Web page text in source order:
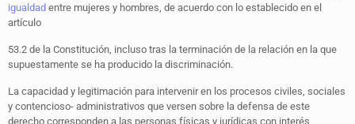
igualdad entre mujeres y hombres, de acuerdo con lo establecido en el
artículo
53.2 de la Constitución, incluso tras la terminación de la relación en la que
supuestamente se ha producido la discriminación.
La capacidad y legitimación para intervenir en los procesos civiles, sociales
y contencioso- administrativos que versen sobre la defensa de este
derecho corresponden a las personas físicas y jurídicas con interés